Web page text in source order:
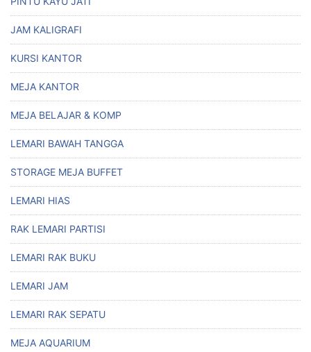
JAM KALIGRAFI
KURSI KANTOR
MEJA KANTOR
MEJA BELAJAR & KOMP
LEMARI BAWAH TANGGA
STORAGE MEJA BUFFET
LEMARI HIAS
RAK LEMARI PARTISI
LEMARI RAK BUKU
LEMARI JAM
LEMARI RAK SEPATU
MEJA AQUARIUM